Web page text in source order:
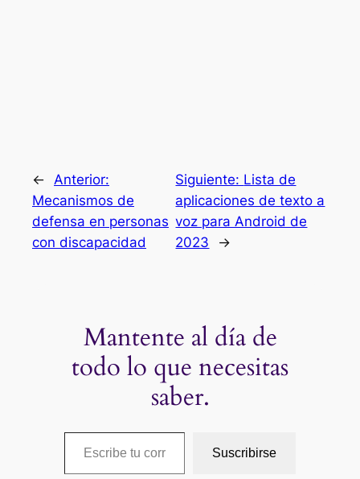
← Anterior:
Mecanismos de
defensa en personas
con discapacidad
Siguiente: Lista de
aplicaciones de texto a
voz para Android de
2023
→
Mantente al día de
todo lo que necesitas
saber.
Escribe tu correo electrónico…
Suscribirse